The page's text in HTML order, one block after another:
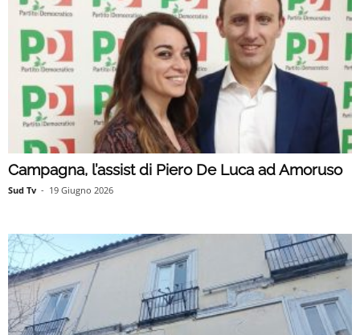
Campagna, l’assist di Piero De Luca ad Amoruso
Sud Tv - 19 Giugno 2026